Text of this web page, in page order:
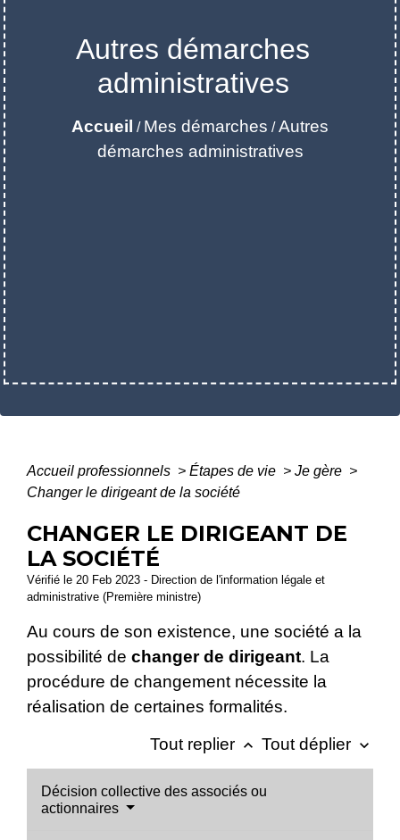
Autres démarches
administratives
Accueil / Mes démarches /Autres
démarches administratives
Accueil professionnels > Étapes de vie > Je gère >
Changer le dirigeant de la société
CHANGER LE DIRIGEANT DE
LA SOCIÉTÉ
Vérifié le 20 Feb 2023 - Direction de l'information légale et
administrative (Première ministre)
Au cours de son existence, une société a la
possibilité de changer de dirigeant. La
procédure de changement nécessite la
réalisation de certaines formalités.
Tout replier keyboard_arrow_up Tout déplier keyboard_arrow_down
Décision collective des associés ou
actionnaires